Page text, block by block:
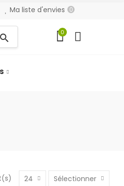
Ma liste d'envies 0
search 0
24 Sélectionner